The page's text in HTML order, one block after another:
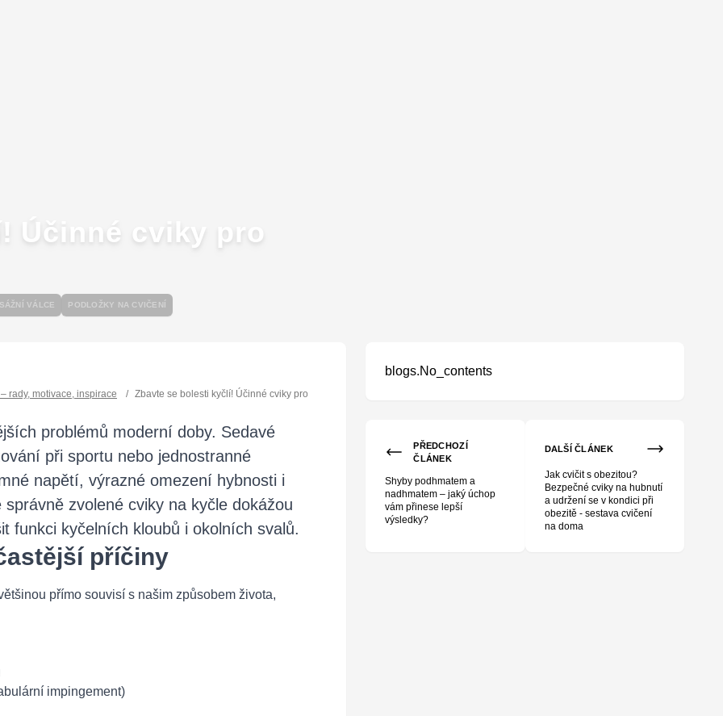
Účinné cviky pro
VÁLCE PODLOŽKY NA CVIČENÍ
rady, motivace, inspirace / Zbavte se bolesti kyčlí! Účinné cviky pro úlevu a zdraví
problémů moderní doby. Sedavé
při sportu nebo jednostranné
napětí, výrazné omezení hybnosti i
zvolené cviky na kyčle dokážou
funkci kyčelních kloubů i okolních svalů.
příčiny
přímo souvisí s našim způsobem života,
impingement)
blogs.No_contents
PŘEDCHOZÍ
ČLÁNEK
Shyby podhmatem a
nadhmatem – jaký úchop
vám přinese lepší
výsledky?
DALŠÍ ČLÁNEK
Jak cvičit s obezitou?
Bezpečné cviky na hubnutí
a udržení se v kondici při
obezitě - sestava cvičení
na doma